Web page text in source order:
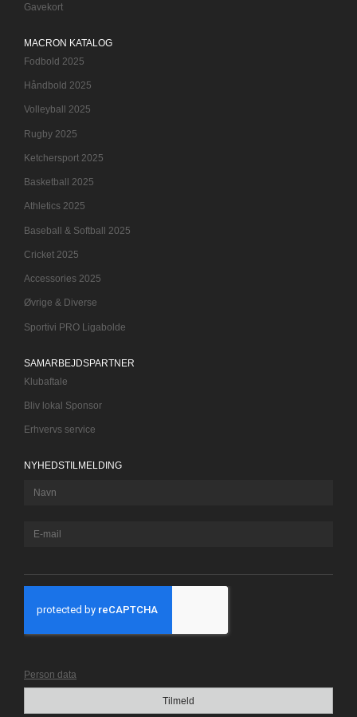
Gavekort
MACRON KATALOG
Fodbold 2025
Håndbold 2025
Volleyball 2025
Rugby 2025
Ketchersport 2025
Basketball 2025
Athletics 2025
Baseball & Softball 2025
Cricket 2025
Accessories 2025
Øvrige & Diverse
Sportivi PRO Ligabolde
SAMARBEJDSPARTNER
Klubaftale
Bliv lokal Sponsor
Erhvervs service
NYHEDSTILMELDING
Person data
Tilmeld